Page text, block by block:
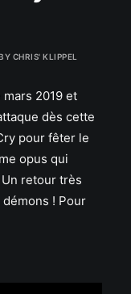
CHRIS' KLIPPEL
2019 et
dès cette
pour fêter le
opus qui
retour très
! Pour